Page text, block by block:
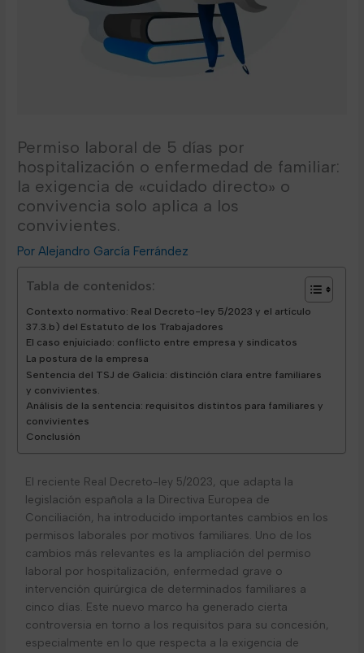
Permiso laboral de 5 días por
hospitalización o enfermedad de familiar:
la exigencia de «cuidado directo» o
convivencia solo aplica a los
convivientes.
Alejandro García Ferrández
Tabla de contenidos:
Contexto normativo: Real Decreto-ley 5/2023 y el artículo
37.3.b) del Estatuto de los Trabajadores
El caso enjuiciado: conflicto entre empresa y sindicatos
La postura de la empresa
Sentencia del TSJ de Galicia: distinción clara entre familiares
y convivientes.
Análisis de la sentencia: requisitos distintos para familiares y
convivientes
Conclusión
El reciente Real Decreto-ley 5/2023, que adapta la
legislación española a la Directiva Europea de
Conciliación, ha introducido importantes cambios en los
permisos laborales por motivos familiares. Uno de los
cambios más relevantes es la ampliación del permiso
laboral por hospitalización, enfermedad grave o
intervención quirúrgica de determinados familiares a
cinco días. Este nuevo marco ha generado cierta
controversia en torno a los requisitos para su concesión,
especialmente en lo que respecta a la exigencia de